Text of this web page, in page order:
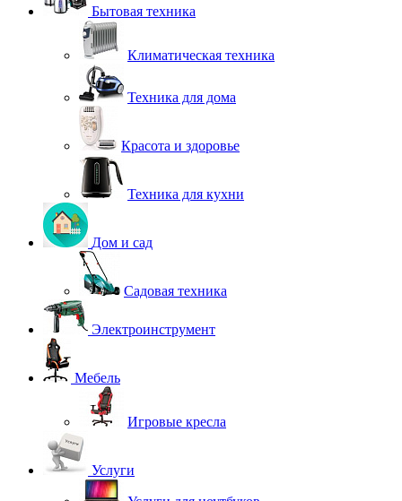
Бытовая техника
Климатическая техника
Техника для дома
Красота и здоровье
Техника для кухни
Дом и сад
Садовая техника
Электроинструмент
Мебель
Игровые кресла
Услуги